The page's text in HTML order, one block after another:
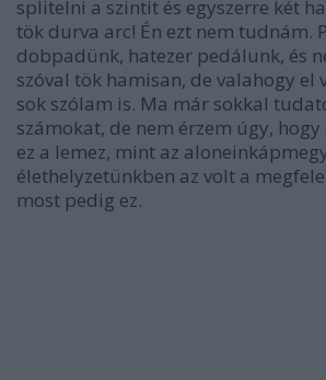
splitelni a szintit és egyszerre két
tök durva arc! Én ezt nem tudnám.
dobpadünk, hatezer pedálunk, és
szóval tök hamisan, de valahogy el
sok szólam is. Ma már sokkal
számokat, de nem érzem úgy,
ez a lemez, mint az
élethelyzetünkben az volt a
most pedig ez.